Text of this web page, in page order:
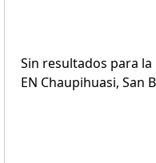
Sin resultados para
EN Chaupihuasi, San